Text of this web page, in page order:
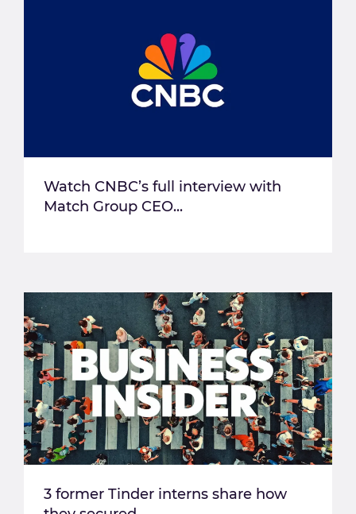
Watch CNBC’s full interview with
Match Group CEO...
3 former Tinder interns share how